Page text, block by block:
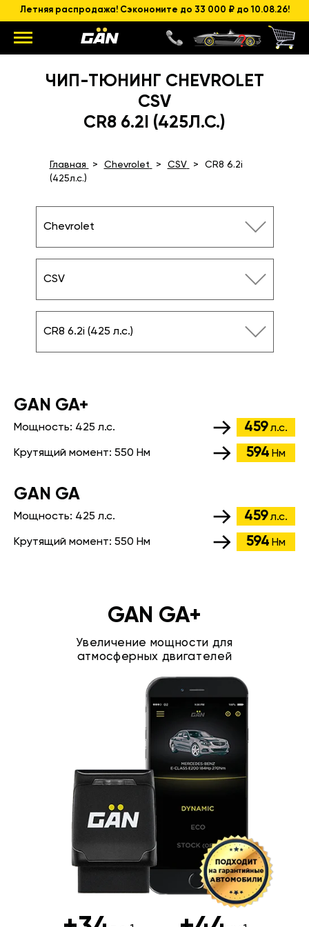
Летняя распродажа! Сэкономите до 33 000 ₽ до 10.08.26!
ЧИП-ТЮНИНГ CHEVROLET
CSV
CR8 6.2I (425Л.С.)
Главная Chevrolet CSV
CR8 6.2i
(425л.с.)
Chevrolet
CSV
CR8 6.2i (425 л.с.)
GАN GA+
Мощность: 425 л.с. 459л.с.
Крутящий момент: 550 Нм 594 Нм
GАN GA
Мощность: 425 л.с. 459л.с.
Крутящий момент: 550 Нм 594 Нм
GAN GA+
Увеличение мощности для
атмосферных двигателей